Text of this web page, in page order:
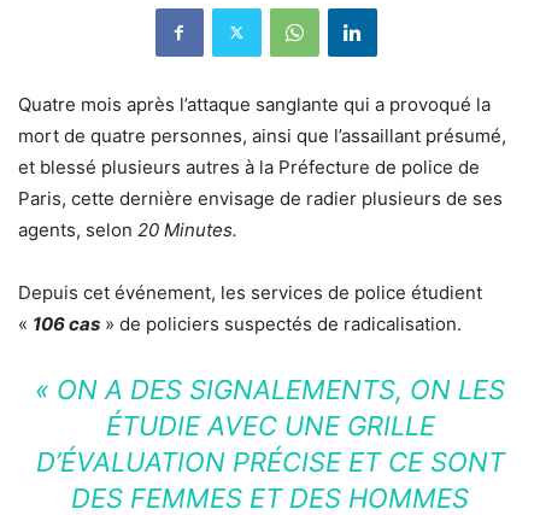
Quatre mois après l’attaque sanglante qui a provoqué la
mort de quatre personnes, ainsi que l’assaillant présumé,
et blessé plusieurs autres à la Préfecture de police de
Paris, cette dernière envisage de radier plusieurs de ses
agents, selon 20 Minutes.
Depuis cet événement, les services de police étudient
« 106 cas » de policiers suspectés de radicalisation.
« ON A DES SIGNALEMENTS, ON LES
ÉTUDIE AVEC UNE GRILLE
D’ÉVALUATION PRÉCISE ET CE SONT
DES FEMMES ET DES HOMMES